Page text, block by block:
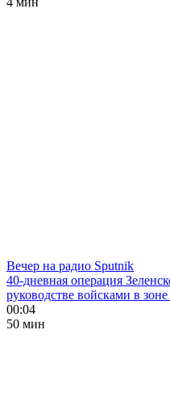
Вечер на радио Sputnik
40-дневная операция
руководстве войсками в
00:04
50 мин